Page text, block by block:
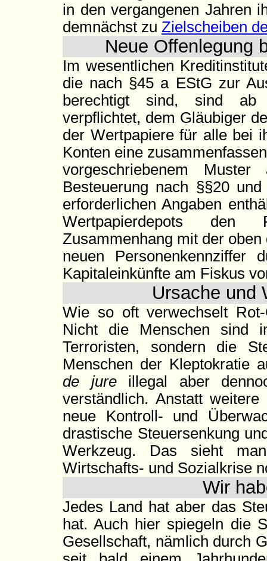
in den vergangenen Jahren
demnächst zu Zielscheiben
Neue Offenlegung
Im wesentlichen
die nach §45 a EStG zur
berechtigt sind, sind ab
verpflichtet, dem Gläubiger
der Wertpapiere für alle bei
Konten eine
vorgeschriebenem
Besteuerung nach §§20
erforderlichen Angaben
Wertpapierdepots den
Zusammenhang mit der
neuen
Kapitaleinkünfte am Fiskus
Ursache und
Wie so oft verwechselt
Nicht die Menschen sind
Terroristen, sondern die
Menschen der Kleptokratie
de jureillegal aber
verständlich. Anstatt
neue Kontroll- und
drastische Steuersenkung
Werkzeug. Das sieht
Wirtschafts- und Sozialkrise
Wir
Jedes Land hat aber das
hat. Auch hier spiegeln die
Gesellschaft, nämlich durch